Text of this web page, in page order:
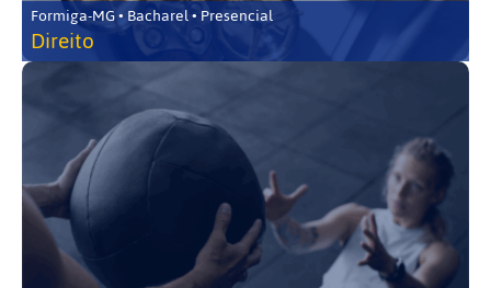
Formiga-MG • Bacharel • Presencial
Direito